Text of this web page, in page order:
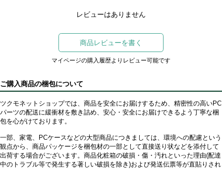
レビューはありません
商品レビューを書く
マイページの購入履歴よりレビュー可能です
ご購入商品の梱包について
ツクモネットショップでは、商品を安全にお届けするため、精密性の高いPC
パーツの配送に緩衝材を敷き詰め、安心・安全にお届けできるよう丁寧な梱
包を心がけております。
一部、家電、PCケースなどの大型商品につきましては、環境への配慮という
観点から、商品パッケージを梱包材の一部として直接送り状などを添付して
出荷する場合がございます。商品化粧箱の破損・傷・汚れといった理由(配達
中のトラブル等で発生する著しい破損を除き)および発送伝票等が直貼りされ